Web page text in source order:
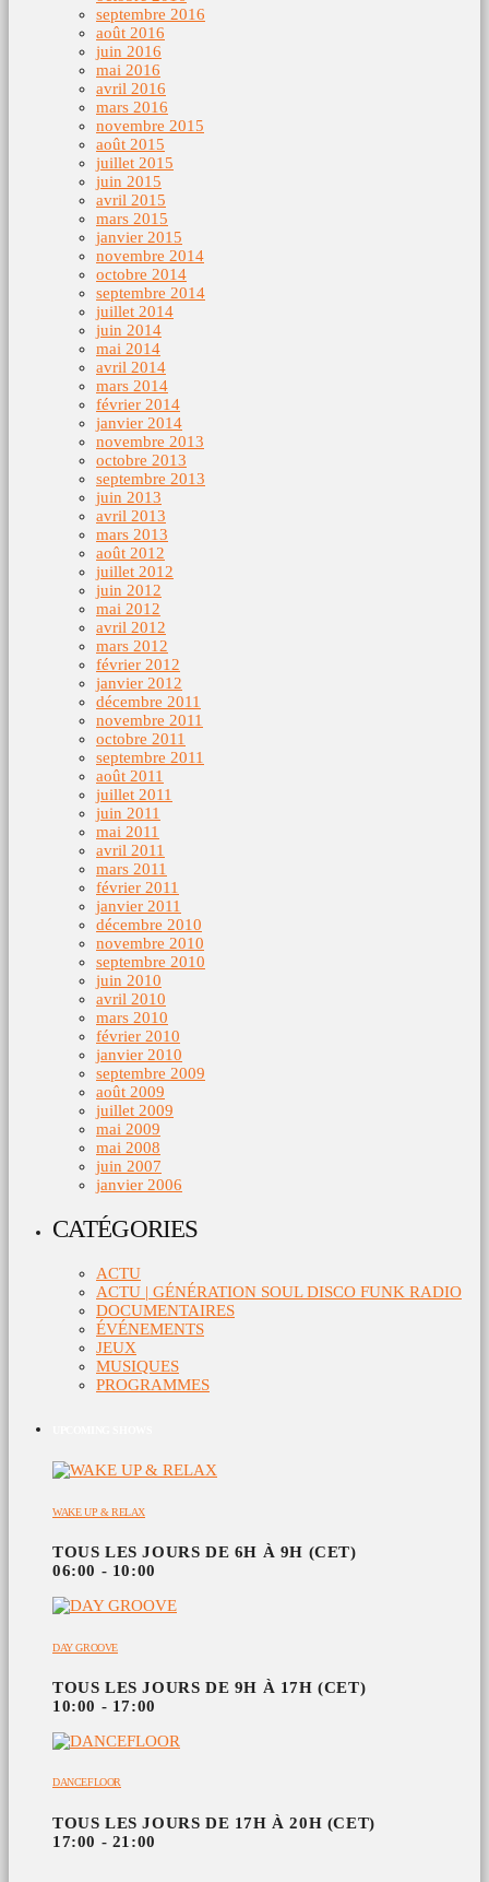
septembre 2016
août 2016
juin 2016
mai 2016
avril 2016
mars 2016
novembre 2015
août 2015
juillet 2015
juin 2015
avril 2015
mars 2015
janvier 2015
novembre 2014
octobre 2014
septembre 2014
juillet 2014
juin 2014
mai 2014
avril 2014
mars 2014
février 2014
janvier 2014
novembre 2013
octobre 2013
septembre 2013
juin 2013
avril 2013
mars 2013
août 2012
juillet 2012
juin 2012
mai 2012
avril 2012
mars 2012
février 2012
janvier 2012
décembre 2011
novembre 2011
octobre 2011
septembre 2011
août 2011
juillet 2011
juin 2011
mai 2011
avril 2011
mars 2011
février 2011
janvier 2011
décembre 2010
novembre 2010
septembre 2010
juin 2010
avril 2010
mars 2010
février 2010
janvier 2010
septembre 2009
août 2009
juillet 2009
mai 2009
mai 2008
juin 2007
janvier 2006
CATÉGORIES
ACTU
ACTU | GÉNÉRATION SOUL DISCO FUNK RADIO
DOCUMENTAIRES
ÉVÉNEMENTS
JEUX
MUSIQUES
PROGRAMMES
WAKE UP & RELAX
TOUS LES JOURS DE 6H À 9H (CET)
06:00 - 10:00
DAY GROOVE
TOUS LES JOURS DE 9H À 17H (CET)
10:00 - 17:00
DANCEFLOOR
TOUS LES JOURS DE 17H À 20H (CET)
17:00 - 21:00